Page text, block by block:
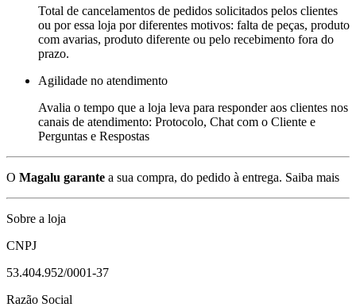
Total de cancelamentos de pedidos solicitados pelos clientes
ou por essa loja por diferentes motivos: falta de peças, produto
com avarias, produto diferente ou pelo recebimento fora do
prazo.
Agilidade no atendimento
Avalia o tempo que a loja leva para responder aos clientes nos
canais de atendimento: Protocolo, Chat com o Cliente e
Perguntas e Respostas
O Magalu garante a sua compra, do pedido à entrega. Saiba mais
Sobre a loja
CNPJ
53.404.952/0001-37
Razão Social